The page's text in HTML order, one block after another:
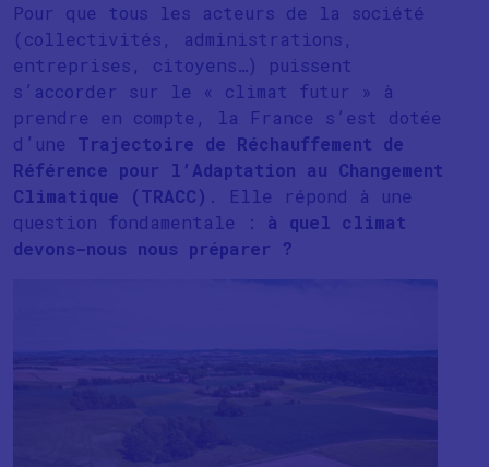
Pour que tous les acteurs de la société
(collectivités, administrations,
entreprises, citoyens…) puissent
s’accorder sur le « climat futur » à
prendre en compte, la France s’est dotée
d’une Trajectoire de Réchauffement de
Référence pour l’Adaptation au Changement
Climatique (TRACC) . Elle répond à une
question fondamentale : à quel climat
devons-nous nous préparer ?